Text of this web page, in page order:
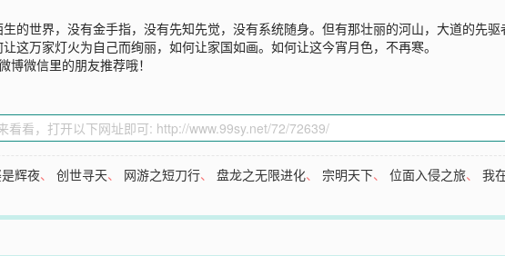
的世界，没有金手指，没有先知先觉，没有系统随身。但有那壮丽的河山，大道的先
这万家灯火为自己而绚丽，如何让家国如画。如何让这今宵月色，不再寒。
微信里的朋友推荐哦！
辉夜、创世寻天、 网游之短刀行、盘龙之无限进化、宗明天下、位面入侵之旅、我